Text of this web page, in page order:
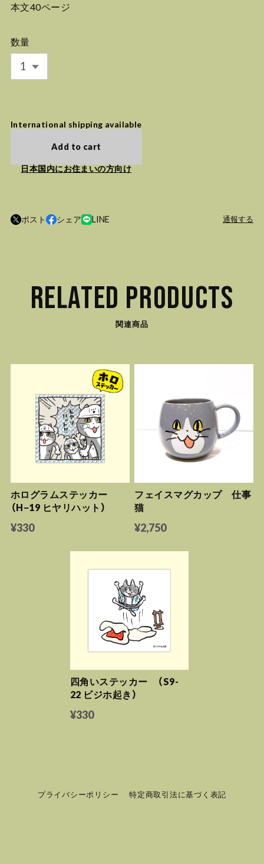
本文40ページ
数量
International shipping available
Add to cart
日本国内にお住まいの方向け
ポスト シェア LINE 通報する
RELATED PRODUCTS
関連商品
ホログラムステッカー
（H−19 ヒヤリハット）
¥330
フェイスマグカップ 仕事
猫
¥2,750
四角いステッカー （S9-
22 ビジホ起き）
¥330
プライバシーポリシー 特定商取引法に基づく表記